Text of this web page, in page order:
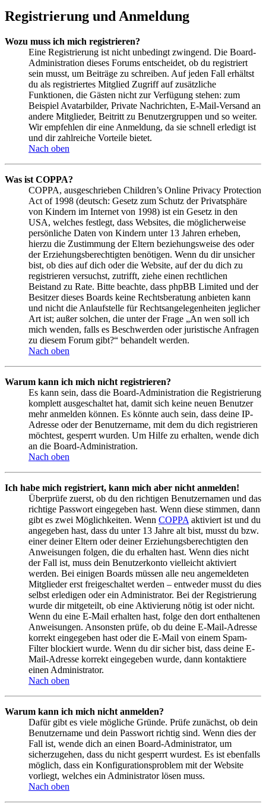
Registrierung und Anmeldung
Wozu muss ich mich registrieren?
Eine Registrierung ist nicht unbedingt zwingend. Die Board-
Administration dieses Forums entscheidet, ob du registriert
sein musst, um Beiträge zu schreiben. Auf jeden Fall erhältst
du als registriertes Mitglied Zugriff auf zusätzliche
Funktionen, die Gästen nicht zur Verfügung stehen: zum
Beispiel Avatarbilder, Private Nachrichten, E-Mail-Versand an
andere Mitglieder, Beitritt zu Benutzergruppen und so weiter.
Wir empfehlen dir eine Anmeldung, da sie schnell erledigt ist
und dir zahlreiche Vorteile bietet.
Nach oben
Was ist COPPA?
COPPA, ausgeschrieben Children’s Online Privacy Protection
Act of 1998 (deutsch: Gesetz zum Schutz der Privatsphäre
von Kindern im Internet von 1998) ist ein Gesetz in den
USA, welches festlegt, dass Websites, die möglicherweise
persönliche Daten von Kindern unter 13 Jahren erheben,
hierzu die Zustimmung der Eltern beziehungsweise des oder
der Erziehungsberechtigten benötigen. Wenn du dir unsicher
bist, ob dies auf dich oder die Website, auf der du dich zu
registrieren versuchst, zutrifft, ziehe einen rechtlichen
Beistand zu Rate. Bitte beachte, dass phpBB Limited und der
Besitzer dieses Boards keine Rechtsberatung anbieten kann
und nicht die Anlaufstelle für Rechtsangelegenheiten jeglicher
Art ist; außer solchen, die unter der Frage „An wen soll ich
mich wenden, falls es Beschwerden oder juristische Anfragen
zu diesem Forum gibt?“ behandelt werden.
Nach oben
Warum kann ich mich nicht registrieren?
Es kann sein, dass die Board-Administration die Registrierung
komplett ausgeschaltet hat, damit sich keine neuen Benutzer
mehr anmelden können. Es könnte auch sein, dass deine IP-
Adresse oder der Benutzername, mit dem du dich registrieren
möchtest, gesperrt wurden. Um Hilfe zu erhalten, wende dich
an die Board-Administration.
Nach oben
Ich habe mich registriert, kann mich aber nicht anmelden!
Überprüfe zuerst, ob du den richtigen Benutzernamen und das
richtige Passwort eingegeben hast. Wenn diese stimmen, dann
gibt es zwei Möglichkeiten. Wenn COPPA aktiviert ist und du
angegeben hast, dass du unter 13 Jahre alt bist, musst du bzw.
einer deiner Eltern oder deiner Erziehungsberechtigten den
Anweisungen folgen, die du erhalten hast. Wenn dies nicht
der Fall ist, muss dein Benutzerkonto vielleicht aktiviert
werden. Bei einigen Boards müssen alle neu angemeldeten
Mitglieder erst freigeschaltet werden – entweder musst du dies
selbst erledigen oder ein Administrator. Bei der Registrierung
wurde dir mitgeteilt, ob eine Aktivierung nötig ist oder nicht.
Wenn du eine E-Mail erhalten hast, folge den dort enthaltenen
Anweisungen. Ansonsten prüfe, ob du deine E-Mail-Adresse
korrekt eingegeben hast oder die E-Mail von einem Spam-
Filter blockiert wurde. Wenn du dir sicher bist, dass deine E-
Mail-Adresse korrekt eingegeben wurde, dann kontaktiere
einen Administrator.
Nach oben
Warum kann ich mich nicht anmelden?
Dafür gibt es viele mögliche Gründe. Prüfe zunächst, ob dein
Benutzername und dein Passwort richtig sind. Wenn dies der
Fall ist, wende dich an einen Board-Administrator, um
sicherzugehen, dass du nicht gesperrt wurdest. Es ist ebenfalls
möglich, dass ein Konfigurationsproblem mit der Website
vorliegt, welches ein Administrator lösen muss.
Nach oben